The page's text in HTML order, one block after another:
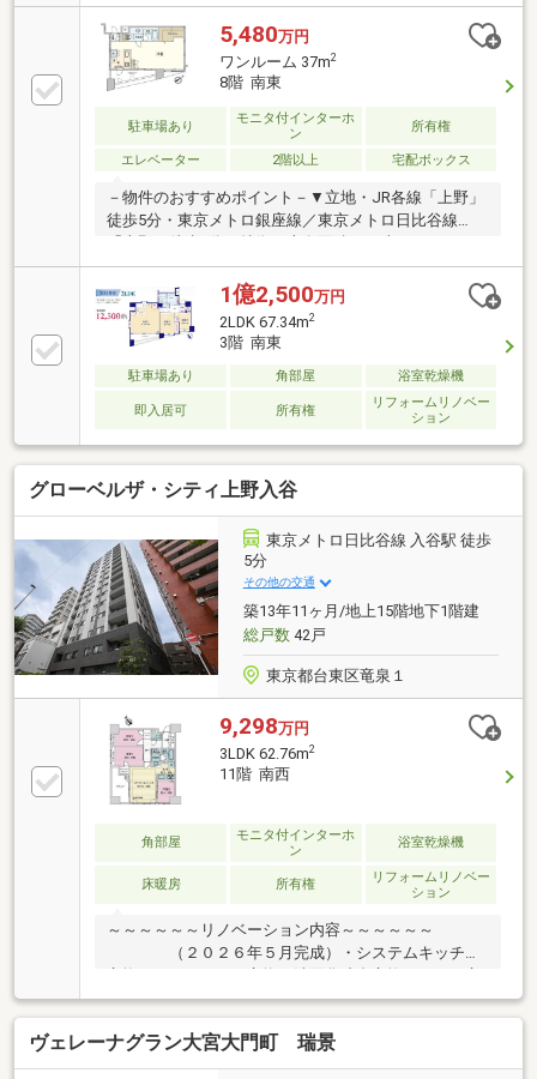
店・・・約１３０ｍ・上野七郵便局・・・約２３０
ｍ・アトレ上野・・・約７９０ｍ・台東区立上野小学
校・・・約６２０ｍ・台東区立忍岡中学校・・・約８
１０ｍ・台東区立清島幼稚園・・・約５２０ｍ・うれ
しい保育園上野駅前・・・約３２０ｍ
5,480万円
ワンルーム 37m2
8階 南東
駐車場あり
モニタ付インターホ
ン
所有権
エレベーター 2階以上 宅配ボックス
－物件のおすすめポイント－▼立地・JR各線「上野」
徒歩5分・東京メトロ銀座線／東京メトロ日比谷線
ムタイプ・洋室全体を見渡せる対面式キッチン・WIC
等の収納を設置・不在時も荷受け可能な宅配ボックス
有▼設備・TVモニタ付インターホン・オートロック▼
周辺環境・ローソン台東上野七丁目店 徒歩2分(約
ーサルドラッグ鶯谷店 徒歩6分(約470m)■ ご希望の住
まい探しをお手伝いします ━━━━━・・・物件の詳
細・ご相談はお気軽にお問い合わせください。
1億2,500万円
2LDK 67.34m2
3階 南東
駐車場あり 角部屋 浴室乾燥機
即入居可 所有権
リフォームリノベー
ション
グローベルザ・シティ上野入谷
東京メトロ日比谷線 入谷駅 徒歩
5分
その他の交通
築13年11ヶ月/地上15階地下1階建
総戸数42戸
東京都台東区竜泉１
9,298万円
3LDK 62.76m2
11階 南西
角部屋
モニタ付インターホ
ン
浴室乾燥機
床暖房 所有権
リフォームリノベー
ション
～～～～～～リノベーション内容～～～～～～
（２０２６年５月完成）・システムキッチン
交換・ユニットバス交換・洗面化粧台交換・トイレ交
換 ・建具交換 ・フローリング張替え ・ク
ロス貼り換え ・・・等～～～～～～～～～～～～
～～～～～～～～～
ヴェレーナグラン大宮大門町 瑞景